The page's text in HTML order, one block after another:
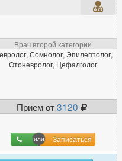
Врач второй категории
Сомнолог, Эпилептолог,
Отоневролог, Цефалголог
Прием от3120
Записаться